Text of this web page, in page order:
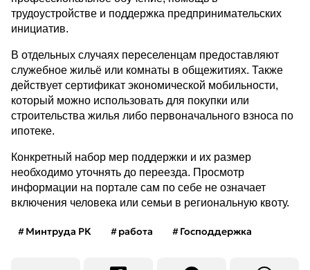
трудоустройстве и поддержка предпринимательских
инициатив.
В отдельных случаях переселенцам предоставляют
служебное жильё или комнаты в общежитиях. Также
действует сертификат экономической мобильности,
который можно использовать для покупки или
строительства жилья либо первоначального взноса по
ипотеке.
Конкретный набор мер поддержки и их размер
необходимо уточнять до переезда. Просмотр
информации на портале сам по себе не означает
включения человека или семьи в региональную квоту.
Минтруда РК работа Господдержка